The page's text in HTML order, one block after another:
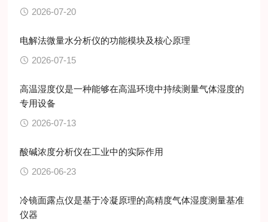
2026-07-20
电解法微量水分析仪的功能模块及核心原理
2026-07-15
高温湿度仪是一种能够在高温环境中持续测量气体湿度的
专用设备
2026-07-13
酸碱浓度分析仪在工业中的实际作用
2026-06-23
冷镜面露点仪是基于冷凝原理的高精度气体湿度测量基准
仪器